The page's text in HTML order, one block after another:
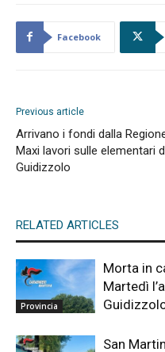
Facebook
Previous article
Arrivano i fondi dalla
Maxi lavori sulle elementari
Guidizzolo
RELATED ARTICLES
Provincia
Morta in
Martedì
San